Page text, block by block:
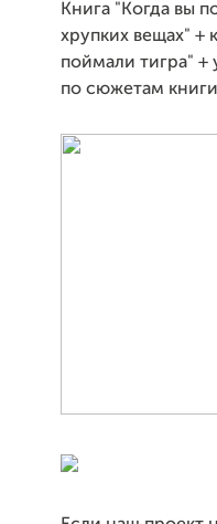
Книга "Когда вы
хрупких вещах" +
поймали тигра" +
по сюжетам